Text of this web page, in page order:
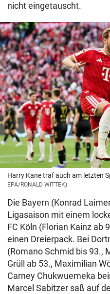
nicht eingetauscht.
Harry Kane traf auch am letzten
EPA/RONALD WITTEK)
Die Bayern (Konrad
Ligasaison mit einem
FC Köln (Florian Kainz ab
einen Dreierpack. Bei
(Romano Schmid bis 93.,
Grüll ab 53., Maximilian
Carney Chukwuemeka
Marcel Sabitzer saß auf